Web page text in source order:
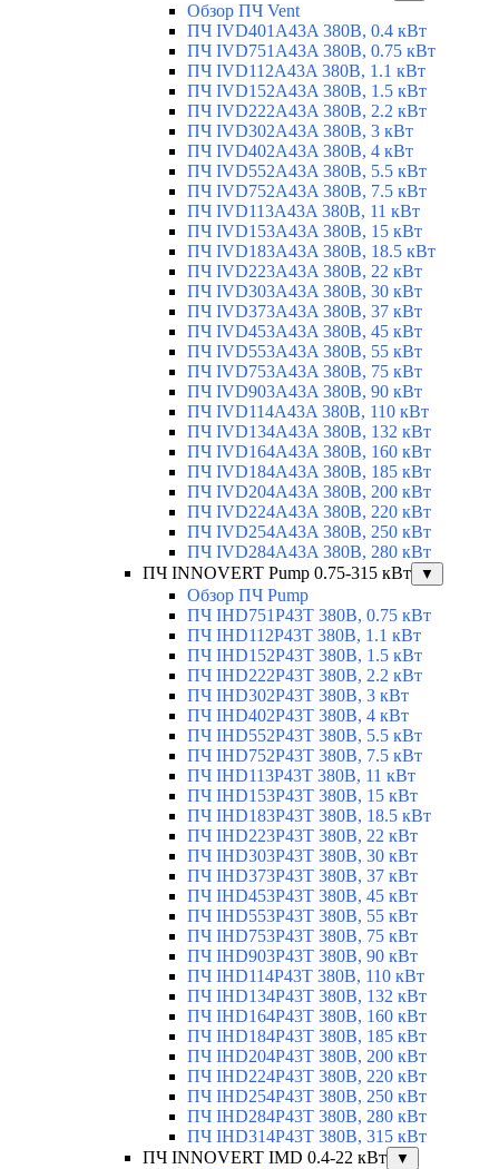
Обзор ПЧ Vent
ПЧ IVD401A43A 380В, 0.4 кВт
ПЧ IVD751A43A 380В, 0.75 кВт
ПЧ IVD112A43A 380В, 1.1 кВт
ПЧ IVD152A43A 380В, 1.5 кВт
ПЧ IVD222A43A 380В, 2.2 кВт
ПЧ IVD302A43A 380В, 3 кВт
ПЧ IVD402A43A 380В, 4 кВт
ПЧ IVD552A43A 380В, 5.5 кВт
ПЧ IVD752A43A 380В, 7.5 кВт
ПЧ IVD113A43A 380В, 11 кВт
ПЧ IVD153A43A 380В, 15 кВт
ПЧ IVD183A43A 380В, 18.5 кВт
ПЧ IVD223A43A 380В, 22 кВт
ПЧ IVD303A43A 380В, 30 кВт
ПЧ IVD373A43A 380В, 37 кВт
ПЧ IVD453A43A 380В, 45 кВт
ПЧ IVD553A43A 380В, 55 кВт
ПЧ IVD753A43A 380В, 75 кВт
ПЧ IVD903A43A 380В, 90 кВт
ПЧ IVD114A43A 380В, 110 кВт
ПЧ IVD134A43A 380В, 132 кВт
ПЧ IVD164A43A 380В, 160 кВт
ПЧ IVD184A43A 380В, 185 кВт
ПЧ IVD204A43A 380В, 200 кВт
ПЧ IVD224A43A 380В, 220 кВт
ПЧ IVD254A43A 380В, 250 кВт
ПЧ IVD284A43A 380В, 280 кВт
ПЧ INNOVERT Pump 0.75-315 кВт
▼
Обзор ПЧ Pump
ПЧ IHD751P43T 380В, 0.75 кВт
ПЧ IHD112P43T 380В, 1.1 кВт
ПЧ IHD152P43T 380В, 1.5 кВт
ПЧ IHD222P43T 380В, 2.2 кВт
ПЧ IHD302P43T 380В, 3 кВт
ПЧ IHD402P43T 380В, 4 кВт
ПЧ IHD552P43T 380В, 5.5 кВт
ПЧ IHD752P43T 380В, 7.5 кВт
ПЧ IHD113P43T 380В, 11 кВт
ПЧ IHD153P43T 380В, 15 кВт
ПЧ IHD183P43T 380В, 18.5 кВт
ПЧ IHD223P43T 380В, 22 кВт
ПЧ IHD303P43T 380В, 30 кВт
ПЧ IHD373P43T 380В, 37 кВт
ПЧ IHD453P43T 380В, 45 кВт
ПЧ IHD553P43T 380В, 55 кВт
ПЧ IHD753P43T 380В, 75 кВт
ПЧ IHD903P43T 380В, 90 кВт
ПЧ IHD114P43T 380В, 110 кВт
ПЧ IHD134P43T 380В, 132 кВт
ПЧ IHD164P43T 380В, 160 кВт
ПЧ IHD184P43T 380В, 185 кВт
ПЧ IHD204P43T 380В, 200 кВт
ПЧ IHD224P43T 380В, 220 кВт
ПЧ IHD254P43T 380В, 250 кВт
ПЧ IHD284P43T 380В, 280 кВт
ПЧ IHD314P43T 380В, 315 кВт
ПЧ INNOVERT IMD 0.4-22 кВт
▼